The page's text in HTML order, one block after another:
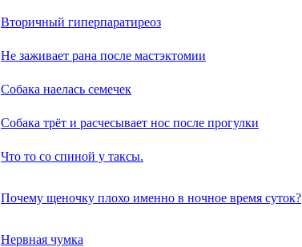
Вторичный гиперпаратиреоз
Не заживает рана после мастэктомии
Собака наелась семечек
Собака трёт и расчесывает нос после прогулки
Что то со спиной у таксы.
Почему щеночку плохо именно в ночное время суток?
Нервная чумка